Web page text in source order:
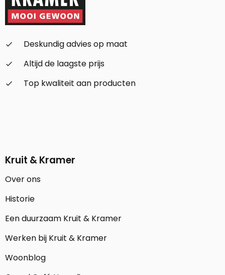
check_small
Deskundig advies op maat
check_small
Altijd de laagste prijs
check_small
Top kwaliteit aan producten
Kruit & Kramer
Over ons
Historie
Een duurzaam Kruit & Kramer
Werken bij Kruit & Kramer
Woonblog